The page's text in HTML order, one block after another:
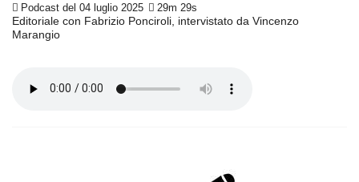
Podcast del 04 luglio 2025 29m 29s
Editoriale con Fabrizio Ponciroli, intervistato da Vincenzo
Marangio